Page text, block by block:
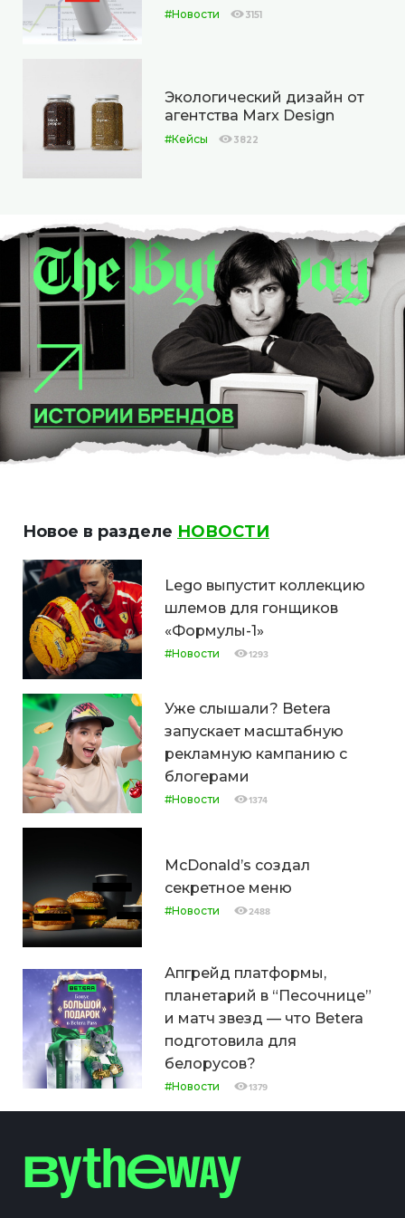
#Новости 3151
Экологический дизайн от
агентства Marx Design
#Кейсы 3822
Новое в разделе НОВОСТИ
Lego выпустит коллекцию
шлемов для гонщиков
«Формулы-1»
#Новости 1293
Уже слышали? Betera
запускает масштабную
рекламную кампанию с
блогерами
#Новости 1374
McDonald’s создал
секретное меню
#Новости 2488
Апгрейд платформы,
планетарий в “Песочнице”
и матч звезд — что Betera
подготовила для
белорусов?
#Новости 1379